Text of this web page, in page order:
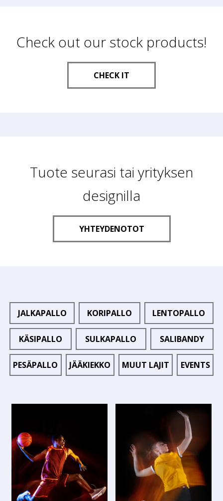
Check out our stock products!
CHECK IT
Tuote seurasi tai yrityksen
designilla
YHTEYDENOTOT
JALKAPALLO KORIPALLO LENTOPALLO
KÄSIPALLO SULKAPALLO SALIBANDY
PESÄPALLO JÄÄKIEKKO MUUT LAJIT EVENTS